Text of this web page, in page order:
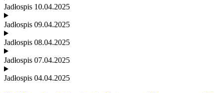
Jadłospis 10.04.2025
Jadłospis 09.04.2025
Jadłospis 08.04.2025
Jadłospis 07.04.2025
Jadłospis 04.04.2025